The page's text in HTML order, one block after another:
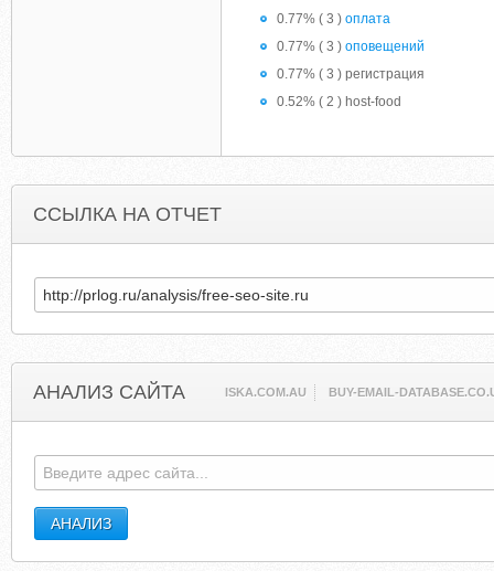
0.77% ( 3 ) оплата
0.77% ( 3 ) оповещений
0.77% ( 3 ) регистрация
0.52% ( 2 ) host-food
ССЫЛКА НА ОТЧЕТ
АНАЛИЗ САЙТА ISKA.COM.AU BUY-EMAIL-